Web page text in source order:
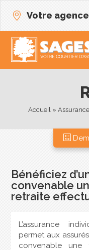
Votre
Accueil »
Bénéficiez
convenable
retraite
L’assurance
permet aux
convenable